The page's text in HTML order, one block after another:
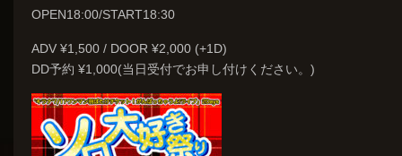
OPEN18:00/START18:30
ADV ¥1,500 / DOOR ¥2,000 (+1D)
DD予約 ¥1,000(当日受付でお申し付けください。)